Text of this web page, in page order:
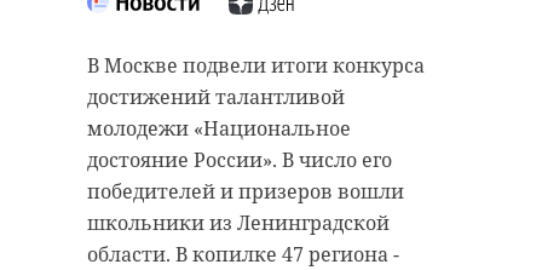
В Москве подвели итоги конкурса
достижений талантливой
молодежи «Национальное
достояние России». В число его
победителей и призеров вошли
школьники из Ленинградской
области. В копилке 47 региона -